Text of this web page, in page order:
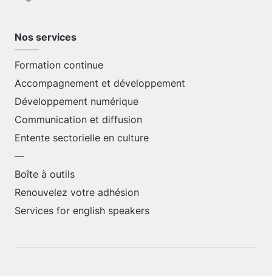
Nos services
Formation continue
Accompagnement et développement
Développement numérique
Communication et diffusion
Entente sectorielle en culture
—
Boîte à outils
Renouvelez votre adhésion
Services for english speakers